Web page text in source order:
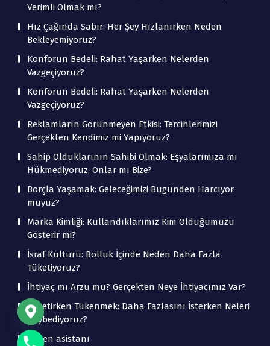
Verimli Olmak mı?
Hız Çağında Sabır: Her Şey Hızlanırken Neden
Bekleyemiyoruz?
Konforun Bedeli: Rahat Yaşarken Nelerden
Vazgeçiyoruz?
Konforun Bedeli: Rahat Yaşarken Nelerden
Vazgeçiyoruz?
Reklamların Görünmeyen Etkisi: Tercihlerimizi
Gerçekten Kendimiz mi Yapıyoruz?
Sahip Olduklarının Sahibi Olmak: Eşyalarımıza mı
Hükmediyoruz, Onlar mı Bize?
Borçla Yaşamak: Geleceğimizi Bugünden Harcıyor
muyuz?
Marka Kimliği: Kullandıklarımız Kim Olduğumuzu
Gösterir mi?
İsraf Kültürü: Bolluk İçinde Neden Daha Fazla
Tüketiyoruz?
İhtiyaç mı Arzu mu? Gerçekten Neye İhtiyacımız Var?
Tüketirken Tükenmek: Daha Fazlasını İsterken Neleri
Kaybediyoruz?
beden asistanı